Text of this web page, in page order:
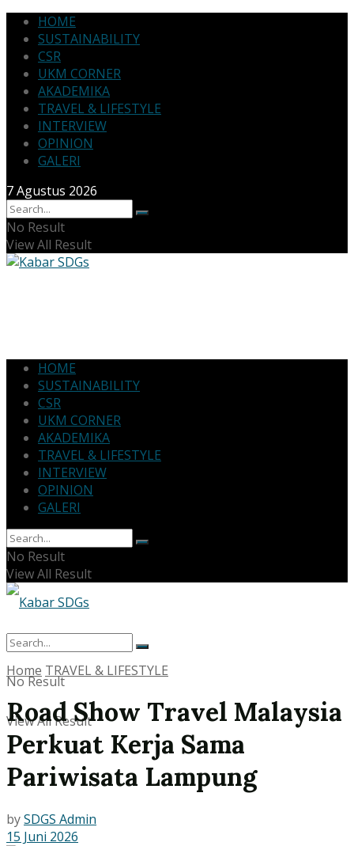
HOME
SUSTAINABILITY
CSR
UKM CORNER
AKADEMIKA
TRAVEL & LIFESTYLE
INTERVIEW
OPINION
GALERI
7 Agustus 2026
No Result
View All Result
HOME
SUSTAINABILITY
CSR
UKM CORNER
AKADEMIKA
TRAVEL & LIFESTYLE
INTERVIEW
OPINION
GALERI
No Result
View All Result
No Result
View All Result
Home TRAVEL & LIFESTYLE
Road Show Travel Malaysia
Perkuat Kerja Sama
Pariwisata Lampung
bySDGS Admin
15 Juni 2026